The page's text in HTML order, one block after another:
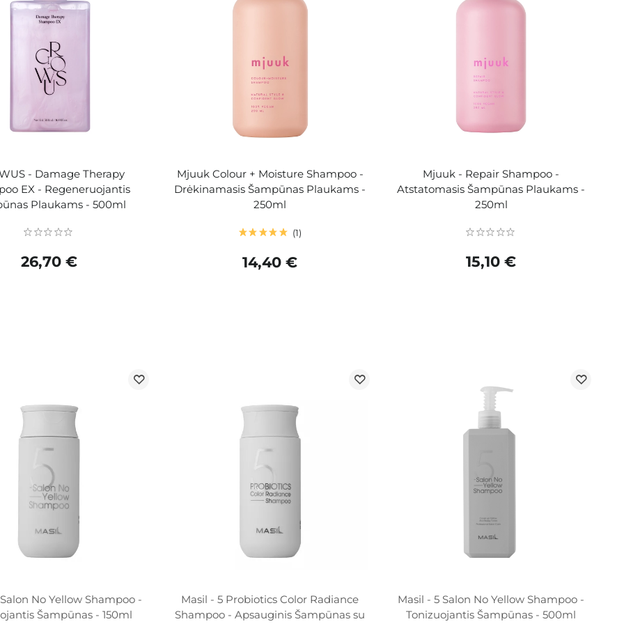
- Damage Therapy
EX - Regeneruojantis
Plaukams - 500ml
26,70 €
Mjuuk Colour + Moisture Shampoo -
Drėkinamasis Šampūnas Plaukams -
250ml
1
14,40 €
Mjuuk - Repair Shampoo -
Atstatomasis Šampūnas Plaukams -
250ml
15,10 €
No Yellow Shampoo -
Šampūnas - 150ml
Masil - 5 Probiotics Color Radiance
Shampoo - Apsauginis Šampūnas su
Masil - 5 Salon No Yellow Shampoo -
Tonizuojantis Šampūnas - 500ml